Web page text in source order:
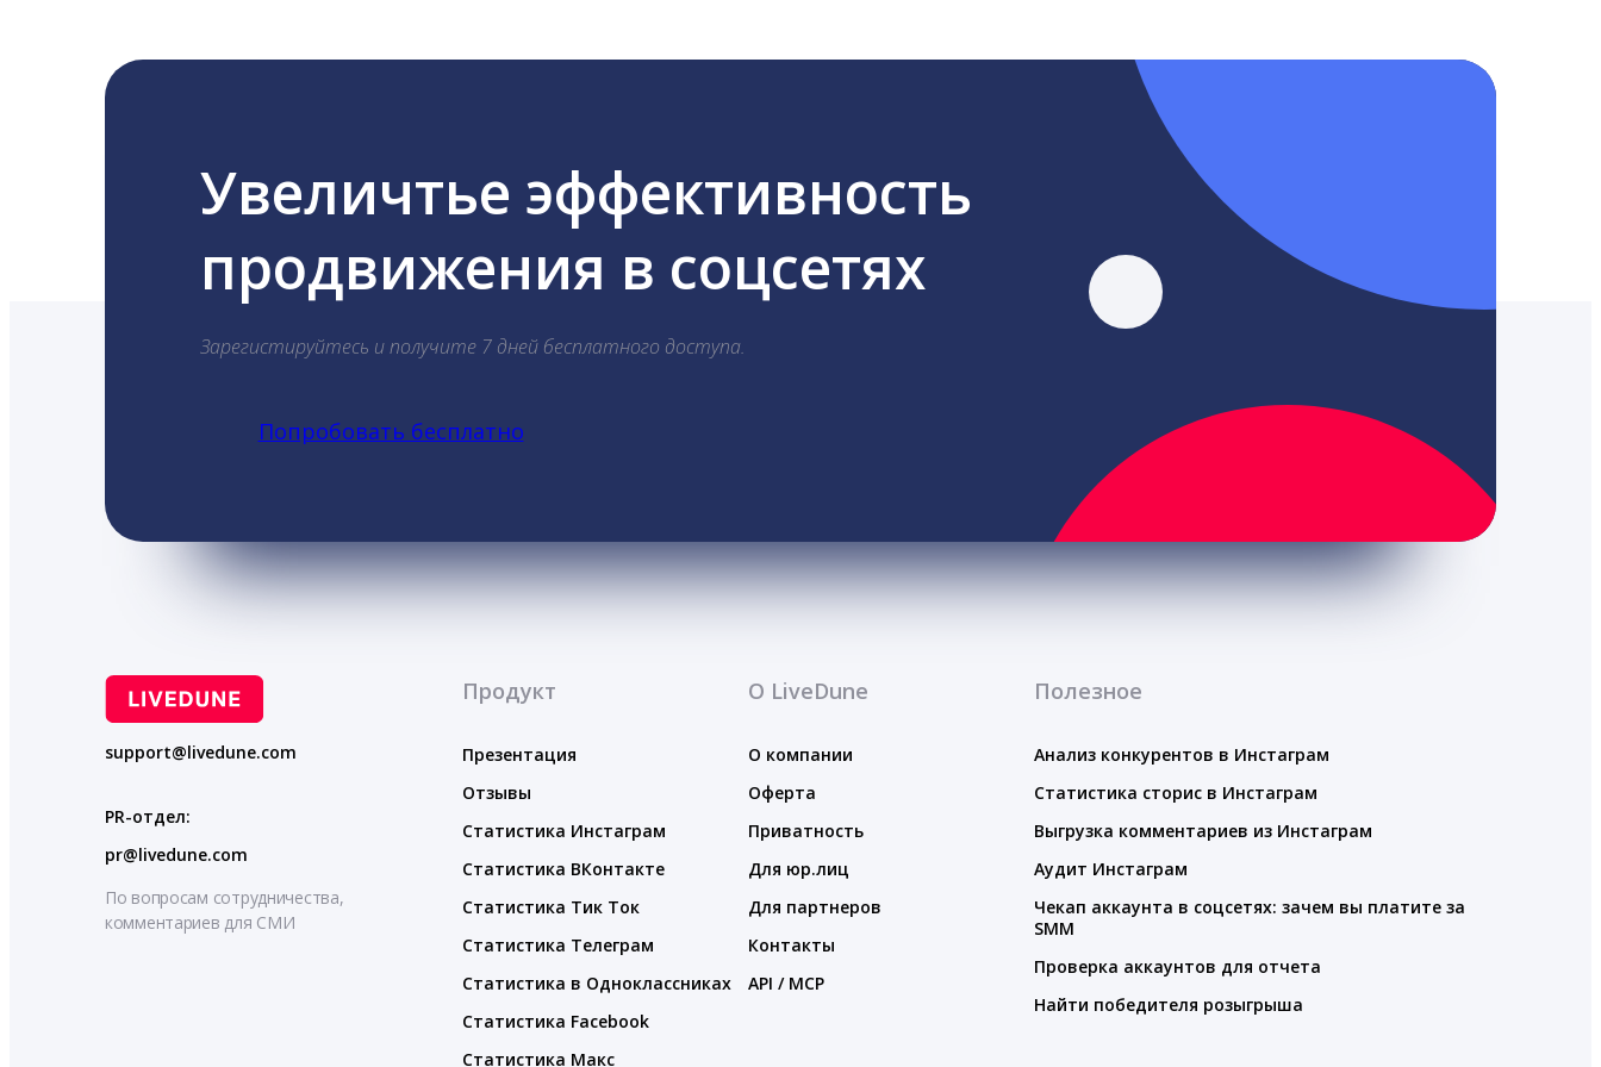
Увеличтье эффективность
продвижения в соцсетях
Зарегистируйтесь и получите 7 дней бесплатного доступа.
Попробовать бесплатно
support@livedune.com
PR-отдел:
pr@livedune.com
По вопросам сотрудничества,
комментариев для СМИ
Продукт
Презентация
Отзывы
Статистика Инстаграм
Статистика ВКонтакте
Статистика Тик Ток
Статистика Телеграм
Статистика в Одноклассниках
Статистика Facebook
Статистика Макс
О LiveDune
О компании
Оферта
Приватность
Для юр.лиц
Для партнеров
Контакты
API / MCP
Полезное
Анализ конкурентов в Инстаграм
Статистика сторис в Инстаграм
Выгрузка комментариев из Инстаграм
Аудит Инстаграм
Чекап аккаунта в соцсетях: зачем вы платите за
SMM
Проверка аккаунтов для отчета
Найти победителя розыгрыша